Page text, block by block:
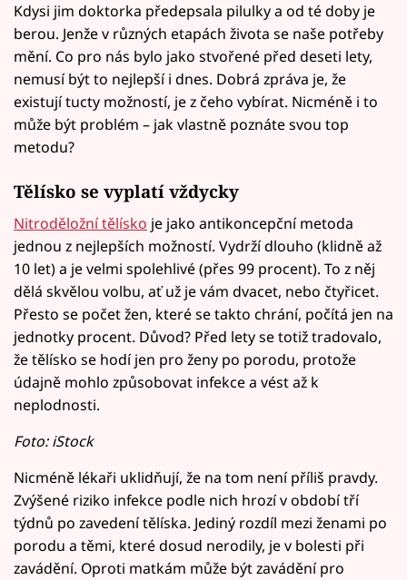
Kdysi jim doktorka předepsala pilulky a od té doby je
berou. Jenže v různých etapách života se naše potřeby
mění. Co pro nás bylo jako stvořené před deseti lety,
nemusí být to nejlepší i dnes. Dobrá zpráva je, že
existují tucty možností, je z čeho vybírat. Nicméně i to
může být problém – jak vlastně poznáte svou top
metodu?
Tělísko se vyplatí vždycky
Nitroděložní tělísko je jako antikoncepční metoda
jednou z nejlepších možností. Vydrží dlouho (klidně až
10 let) a je velmi spolehlivé (přes 99 procent). To z něj
dělá skvělou volbu, ať už je vám dvacet, nebo čtyřicet.
Přesto se počet žen, které se takto chrání, počítá jen na
jednotky procent. Důvod? Před lety se totiž tradovalo,
že tělísko se hodí jen pro ženy po porodu, protože
údajně mohlo způsobovat infekce a vést až k
neplodnosti.
Foto: iStock
Nicméně lékaři uklidňují, že na tom není příliš pravdy.
Zvýšené riziko infekce podle nich hrozí v období tří
týdnů po zavedení tělíska. Jediný rozdíl mezi ženami po
porodu a těmi, které dosud nerodily, je v bolesti při
zavádění. Oproti matkám může být zavádění pro